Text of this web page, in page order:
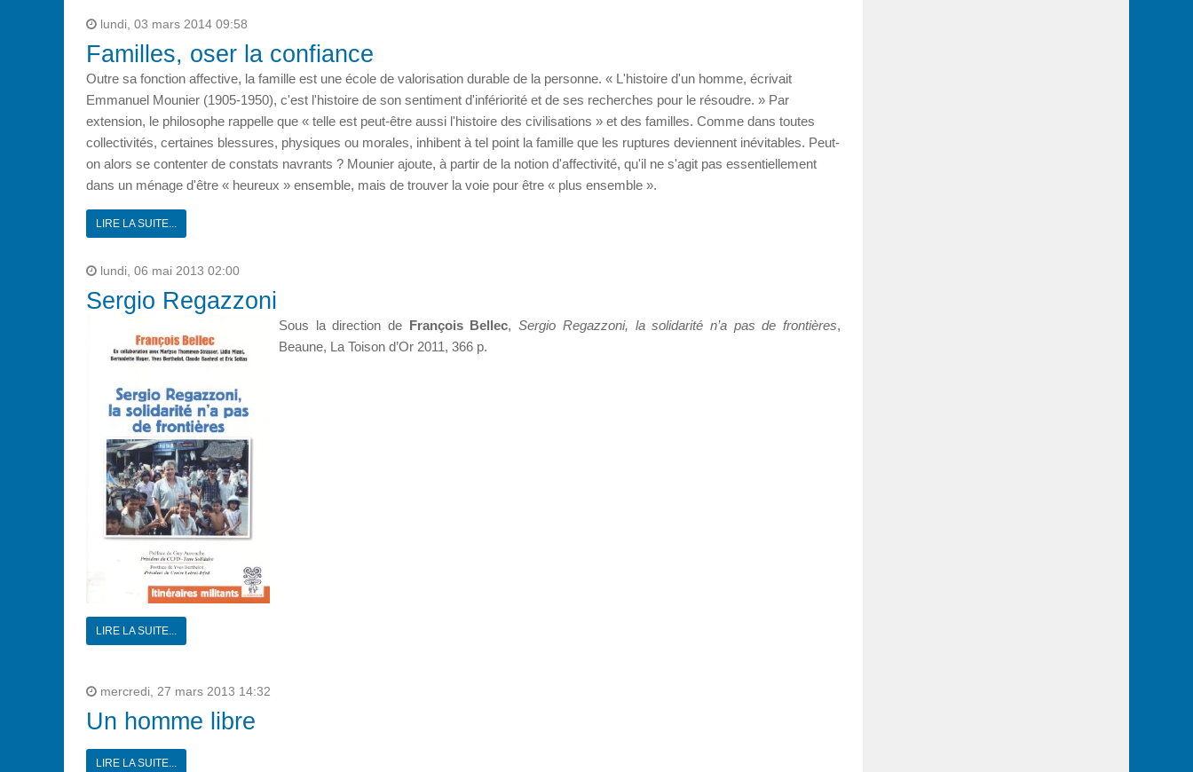
lundi, 03 mars 2014 09:58
Familles, oser la confiance
Outre sa fonction affective, la famille est une école de valorisation durable de la personne. « L'histoire d'un homme, écrivait
Emmanuel Mounier (1905-1950), c'est l'histoire de son sentiment d'infériorité et de ses recherches pour le résoudre. » Par
extension, le philosophe rappelle que « telle est peut-être aussi l'histoire des civilisations » et des familles. Comme dans toutes
collectivités, certaines blessures, physiques ou morales, inhibent à tel point la famille que les ruptures deviennent inévitables. Peut-
on alors se contenter de constats navrants ? Mounier ajoute, à partir de la notion d'affectivité, qu'il ne s'agit pas essentiellement
dans un ménage d'être « heureux » ensemble, mais de trouver la voie pour être « plus ensemble ».
LIRE LA SUITE...
lundi, 06 mai 2013 02:00
Sergio Regazzoni
Sous la direction de François Bellec,Sergio Regazzoni, la solidarité n’a pas de frontières,
Beaune, La Toison d’Or 2011, 366 p.
LIRE LA SUITE...
mercredi, 27 mars 2013 14:32
Un homme libre
LIRE LA SUITE...